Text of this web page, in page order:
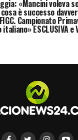
«Mancini voleva
è successo
Campionato
ESCLUSIVA e